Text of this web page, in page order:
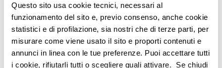
Questo sito usa cookie tecnici, necessari al
funzionamento del sito e, previo consenso, anche cookie
statistici e di profilazione, sia nostri che di terze parti, per
misurare come viene usato il sito e proporti contenuti e
annunci in linea con le tue preferenze. Puoi accettare tutti
i cookie, rifiutarli tutti o scegliere quali attivare. Se chiudi
È un supporto alle vendite
Il Preventivo Emozionale aiuta il venditore
nelle fasi cruciali della vendita, mettendo in
evidenza tutte le opportunità e i vantaggi